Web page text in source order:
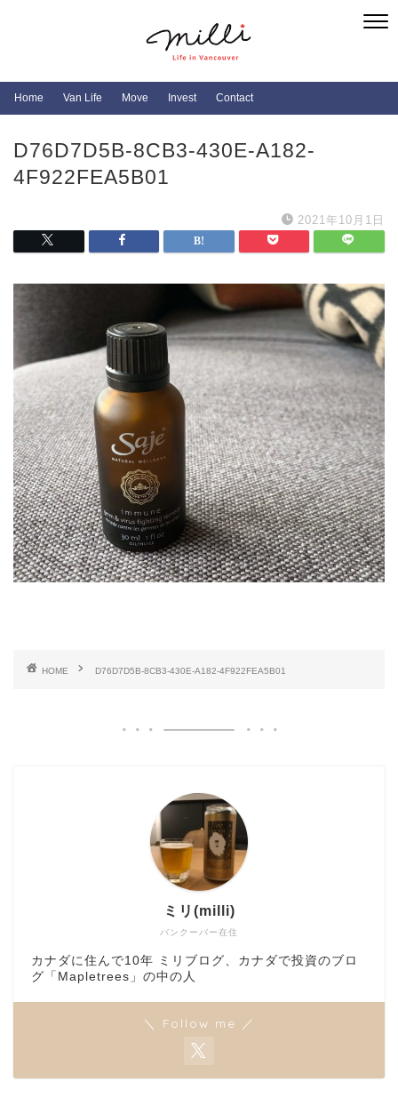
Home Van Life Move Invest Contact
D76D7D5B-8CB3-430E-A182-
4F922FEA5B01
2021年10月1日
HOME D76D7D5B-8CB3-430E-A182-4F922FEA5B01
バンクーバー在住
ミリ(milli)
カナダに住んで10年 ミリブログ、カナダで投資のブロ
グ「Mapletrees」の中の人
＼ Follow me ／